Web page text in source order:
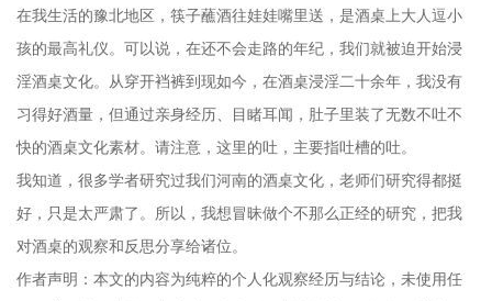
在我生活的豫北地区，筷子蘸酒往娃娃嘴里送，是酒桌上大人逗小
孩的最高礼仪。可以说，在还不会走路的年纪，我们就被迫开始浸
淫酒桌文化。从穿开裆裤到现如今，在酒桌浸淫二十余年，我没有
习得好酒量，但通过亲身经历、目睹耳闻，肚子里装了无数不吐不
快的酒桌文化素材。请注意，这里的吐，主要指吐槽的吐。
我知道，很多学者研究过我们河南的酒桌文化，老师们研究得都挺
好，只是太严肃了。所以，我想冒昧做个不那么正经的研究，把我
对酒桌的观察和反思分享给诸位。
作者声明：本文的内容为纯粹的个人化观察经历与结论，未使用任